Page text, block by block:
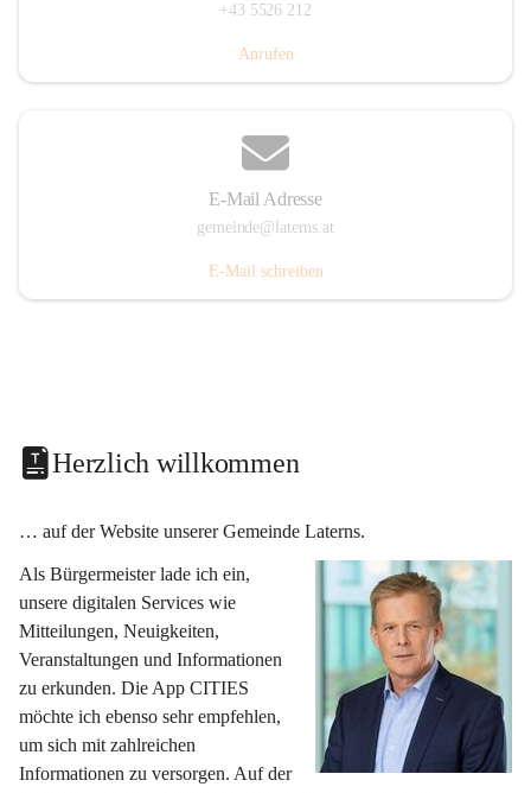
+43 5526 212
Anrufen
E-Mail Adresse
gemeinde@laterns.at
E-Mail schreiben
Herzlich willkommen
… auf der Website unserer Gemeinde Laterns.
Als Bürgermeister lade ich ein,
unsere digitalen Services wie
Mitteilungen, Neuigkeiten,
Veranstaltungen und Informationen
zu erkunden. Die App CITIES
möchte ich ebenso sehr empfehlen,
um sich mit zahlreichen
Informationen zu versorgen. Auf der